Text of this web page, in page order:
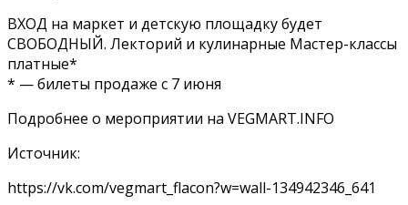
ВХОД на маркет и детскую площадку будет
СВОБОДНЫЙ. Лекторий и кулинарные Мастер-классы
платные*
* — билеты продаже с 7 июня
Подробнее о мероприятии на VEGMART.INFO
Источник:
https://vk.com/vegmart_flacon?w=wall-134942346_641